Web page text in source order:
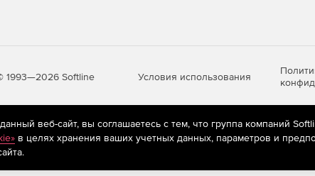
1993—2026 Softline Условия использования
рекомендательные технологии
(информационные
пользователей сети «Интернет», находящихся на
веб-сайт, вы соглашаетесь с тем, что группа компаний
в целях хранения ваших учетных данных, параметров и